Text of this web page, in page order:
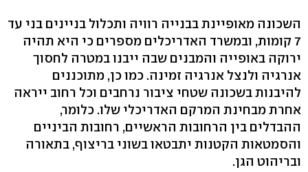
השכונה מאופיינת בבנייה רוויה ותכלול בניינים בני עד
7 קומות, ובמשרד האדריכלים מספרים כי היא תהיה
ירוקה באופייה והמבנים שבה ייבנו במטרה לחסוך
אנרגיה ולנצל אנרגיה זמינה. כמו כן, מתוכננים
להיבנות בשכונה שטחי ציבור נרחבים וכל רחוב ייראה
אחרת מבחינת המרקם האדריכלי שלו. כלומר,
ההבדלים בין הרחובות הראשיים, רחובות הביניים
והסמטאות הקטנות יתבטאו בשוני בריצוף, בתאורה
ובריהוט הגן.